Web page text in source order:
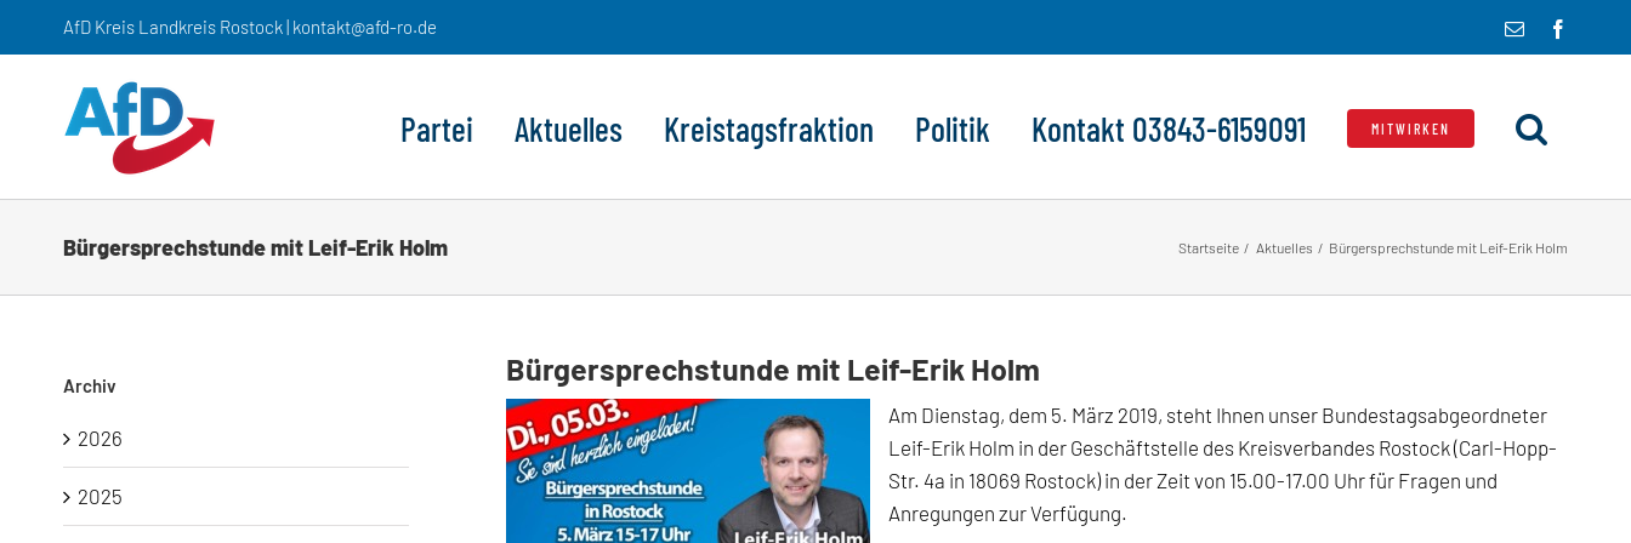
AfD Kreis Landkreis Rostock | kontakt@afd-ro.de
E-
Partei Aktuelles Kreistagsfraktion Politik Kontakt 03843-6159091 MITWIRKEN
Bürgersprechstunde mit Leif-Erik Holm Startseite Aktuelles Bürgersprechstunde mit Leif-Erik Holm
Bürgersprechstunde mit Leif-Erik Holm
Am Dienstag, dem 5. März 2019, steht Ihnen unser Bundestagsabgeordneter
Leif-Erik Holm in der Geschäftstelle des Kreisverbandes Rostock (Carl-Hopp-
Str. 4a in 18069 Rostock) in der Zeit von 15.00-17.00 Uhr für Fragen und
Anregungen zur Verfügung.
Archiv
2026
2025